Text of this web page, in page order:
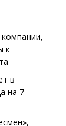
к
в
на 7